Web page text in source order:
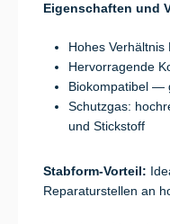
Eigenschaften und
Hohes
Hervorragende
Biokompatibel —
Schutzgas:
und Stickstoff
Stabform-Vorteil:
Reparaturstellen an